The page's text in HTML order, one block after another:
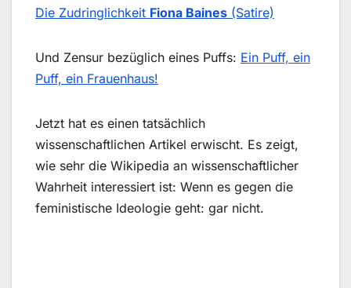
Die Zudringlichkeit Fiona Baines (Satire)
Und Zensur bezüglich eines Puffs: Ein Puff, ein
Puff, ein Frauenhaus!
Jetzt hat es einen tatsächlich
wissenschaftlichen Artikel erwischt. Es zeigt,
wie sehr die Wikipedia an wissenschaftlicher
Wahrheit interessiert ist: Wenn es gegen die
feministische Ideologie geht: gar nicht.